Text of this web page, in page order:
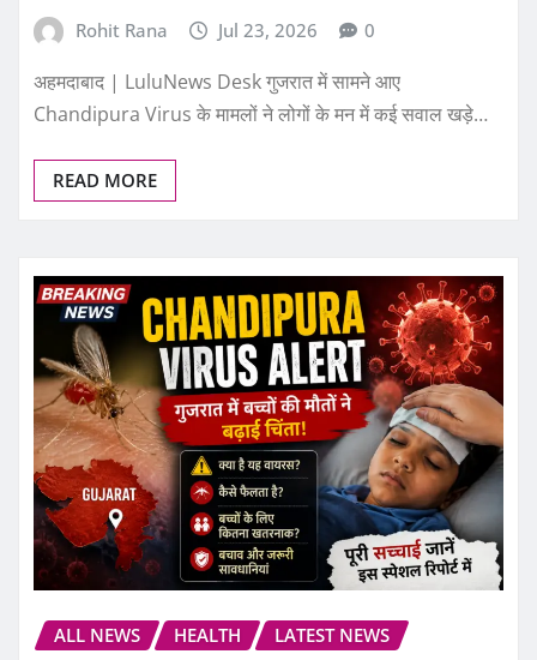
Rohit Rana Jul 23, 2026 0
अहमदाबाद | LuluNews Desk गुजरात में सामने आए
Chandipura Virus के मामलों ने लोगों के मन में कई सवाल खड़े…
READ MORE
ALL NEWS HEALTH LATEST NEWS